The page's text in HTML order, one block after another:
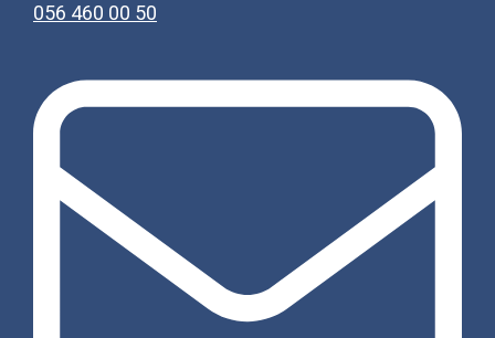
056 460 00 50